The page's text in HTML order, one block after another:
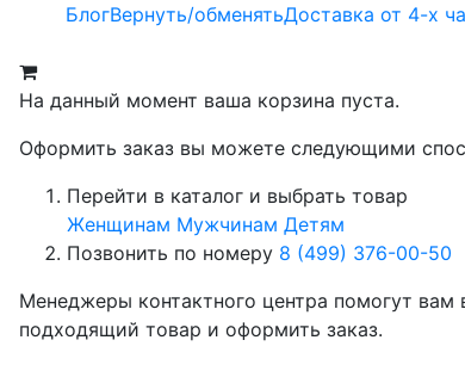
БлогВернуть/обменятьДоставка от 4-х
На данный момент ваша корзина пуста.
Оформить заказ вы можете следующими
Перейти в каталог и выбрать товар
Женщинам Мужчинам Детям
Позвонить по номеру 8 (499) 376-00-50
Менеджеры контактного центра помогут вам
подходящий товар и оформить заказ.